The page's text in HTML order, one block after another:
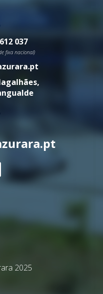
037
fixa nacional)
2025